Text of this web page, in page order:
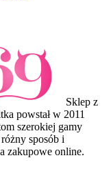
Sklep z
powstał w 2011
szerokiej gamy
sposób i
zakupowe online.